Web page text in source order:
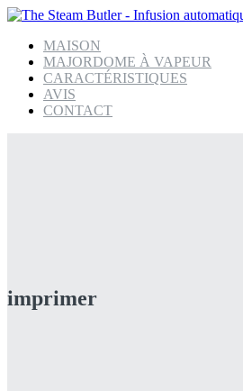
MAISON
MAJORDOME À VAPEUR
CARACTÉRISTIQUES
AVIS
CONTACT
imprimer